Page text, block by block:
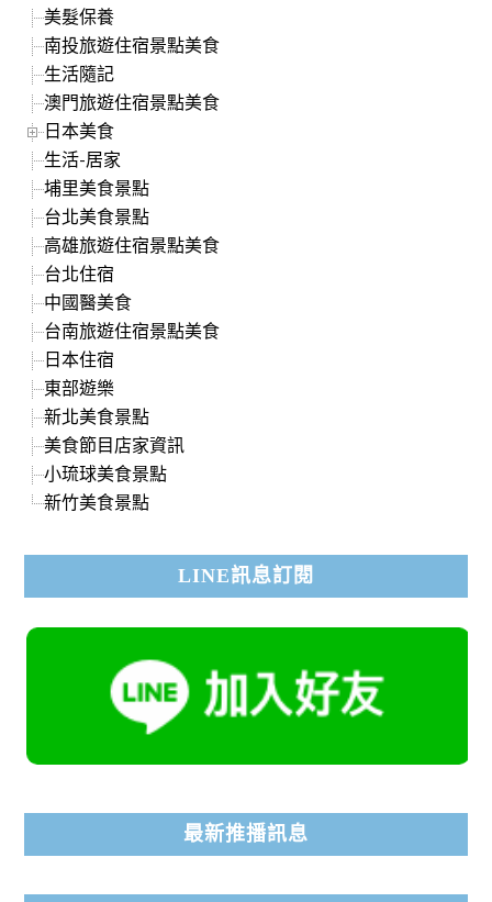
美髮保養
南投旅遊住宿景點美食
生活隨記
澳門旅遊住宿景點美食
日本美食
生活-居家
埔里美食景點
台北美食景點
高雄旅遊住宿景點美食
台北住宿
中國醫美食
台南旅遊住宿景點美食
日本住宿
東部遊樂
新北美食景點
美食節目店家資訊
小琉球美食景點
新竹美食景點
LINE訊息訂閱
最新推播訊息